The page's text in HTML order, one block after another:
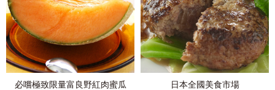
必嚐極致限量富良野紅肉蜜瓜
日本全國美食市場